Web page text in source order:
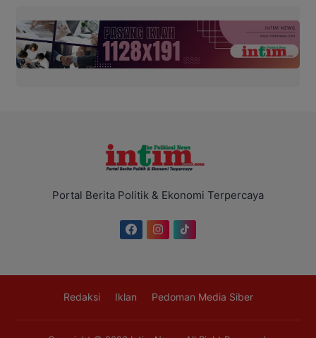
Portal Berita Politik & Ekonomi Terpercaya
Redaksi Iklan Pedoman Media Siber